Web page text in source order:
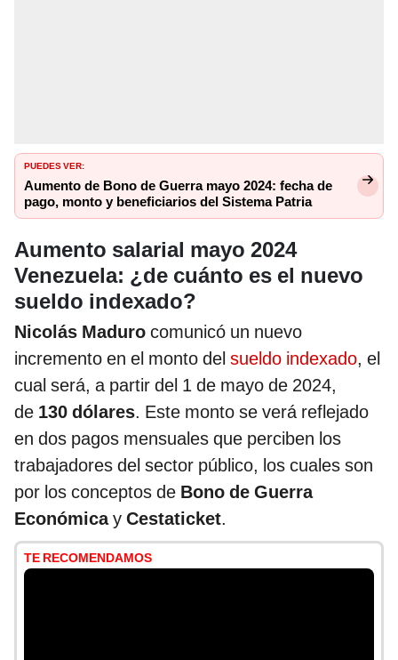
PUEDES VER:
Aumento de Bono de Guerra mayo 2024: fecha de
pago, monto y beneficiarios del Sistema Patria
Aumento salarial mayo 2024
Venezuela: ¿de cuánto es el nuevo
sueldo indexado?
Nicolás Maduro comunicó un nuevo
incremento en el monto del sueldo indexado, el
cual será, a partir del 1 de mayo de 2024,
de 130 dólares. Este monto se verá reflejado
en dos pagos mensuales que perciben los
trabajadores del sector público, los cuales son
por los conceptos de Bono de Guerra
Económicay Cestaticket.
TE RECOMENDAMOS